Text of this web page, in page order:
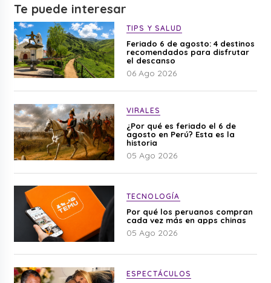
Te puede interesar
TIPS Y SALUD
Feriado 6 de agosto: 4 destinos
recomendados para disfrutar
el descanso
06 Ago 2026
VIRALES
¿Por qué es feriado el 6 de
agosto en Perú? Esta es la
historia
05 Ago 2026
TECNOLOGÍA
Por qué los peruanos compran
cada vez más en apps chinas
05 Ago 2026
ESPECTÁCULOS